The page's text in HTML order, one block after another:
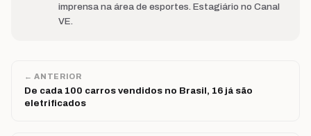
imprensa na área de esportes. Estagiário no Canal
VE.
← ANTERIOR
De cada 100 carros vendidos no Brasil, 16 já são
eletrificados